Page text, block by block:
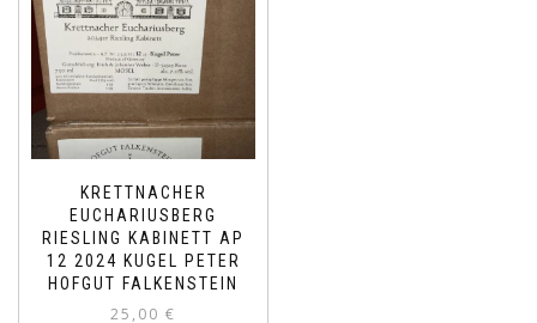
KRETTNACHER
EUCHARIUSBERG
RIESLING KABINETT AP
12 2024 KUGEL PETER
HOFGUT FALKENSTEIN
25,00 €